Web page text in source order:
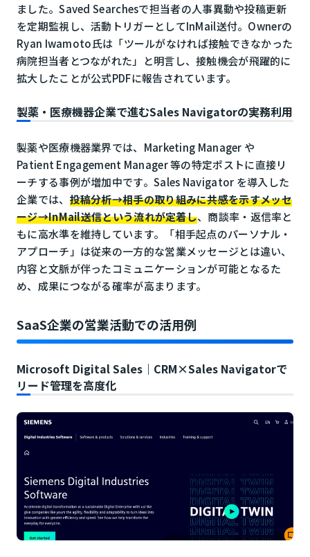
ました。Saved Searchesで担当者の人事異動や投稿更新
を定期監視し、活動トリガーとしてInMail送付。Ownerの
Ryan Iwamoto氏は「ツールがなければ接触できなかった
病院担当者とつながれた」と明言し、接触機会が飛躍的に
拡大したことが公式PDFに報告されています。
製薬・医療機器企業で進むSales Navigatorの実務利用
製薬や医療機器業界では、Marketing Manager や
Patient Engagement Manager 等の特定ポストに直接リ
ーチする事例が増加中です。Sales Navigator を導入した
企業では、 投稿分析→相手の取り組みに共感を示すメッセ
ージ→InMail送信という流れが定着し、商談率・返信率と
もに高水準を維持しています。「相手起点のパーソナル・
アプローチ」は従来の一方的な営業メッセージとは違い、
内容と文脈が伴ったコミュニケーションが可能となるた
め、成果につながる確率が高まります。
SaaS企業の営業活動での活用例
Microsoft Digital Sales｜CRM×Sales Navigatorで
リード管理を高度化